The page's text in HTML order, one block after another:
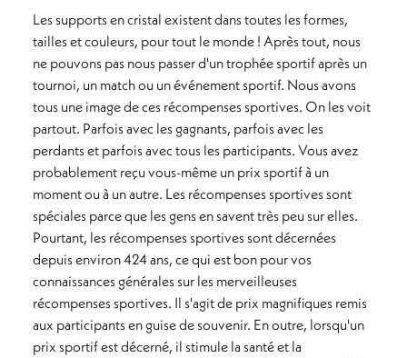
Les supports en cristal existent dans toutes les formes,
tailles et couleurs, pour tout le monde ! Après tout, nous
ne pouvons pas nous passer d'un trophée sportif après un
tournoi, un match ou un événement sportif. Nous avons
tous une image de ces récompenses sportives. On les voit
partout. Parfois avec les gagnants, parfois avec les
perdants et parfois avec tous les participants. Vous avez
probablement reçu vous-même un prix sportif à un
moment ou à un autre. Les récompenses sportives sont
spéciales parce que les gens en savent très peu sur elles.
Pourtant, les récompenses sportives sont décernées
depuis environ 424 ans, ce qui est bon pour vos
connaissances générales sur les merveilleuses
récompenses sportives. Il s'agit de prix magnifiques remis
aux participants en guise de souvenir. En outre, lorsqu'un
prix sportif est décerné, il stimule la santé et la